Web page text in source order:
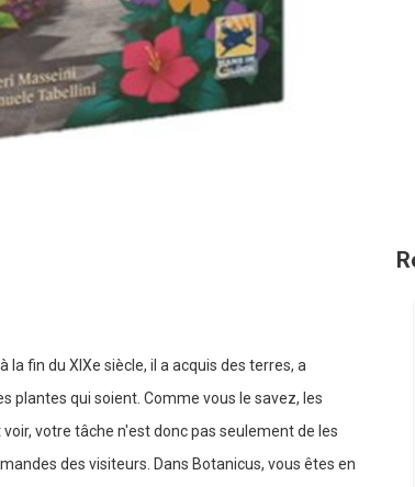
fin du XIXe siècle, il a acquis des terres, a
plantes qui soient. Comme vous le savez, les
votre tâche n'est donc pas seulement de les
des visiteurs. Dans Botanicus, vous êtes en